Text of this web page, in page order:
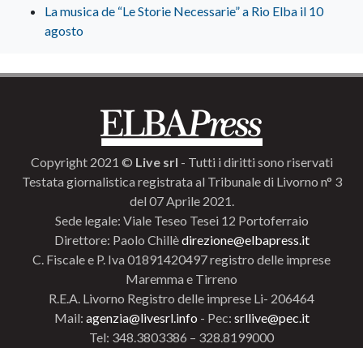
La musica de “Le Storie Necessarie” a Rio Elba il 10
agosto
Copyright 2021 © Live srl - Tutti i diritti sono riservati
Testata giornalistica registrata al Tribunale di Livorno n° 3
del 07 Aprile 2021.
Sede legale: Viale Teseo Tesei 12 Portoferraio
Direttore: Paolo Chillèdirezione@elbapress.it
C. Fiscale e P. Iva 01891420497 registro delle imprese
Maremma e Tirreno
R.E.A. Livorno Registro delle imprese Li- 206464
Mail: agenzia@livesrl.info - Pec: srllive@pec.it
Tel: 348.3803386 – 328.8199000